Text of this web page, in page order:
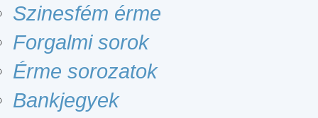
Szinesfém érme
Forgalmi sorok
Érme sorozatok
Bankjegyek